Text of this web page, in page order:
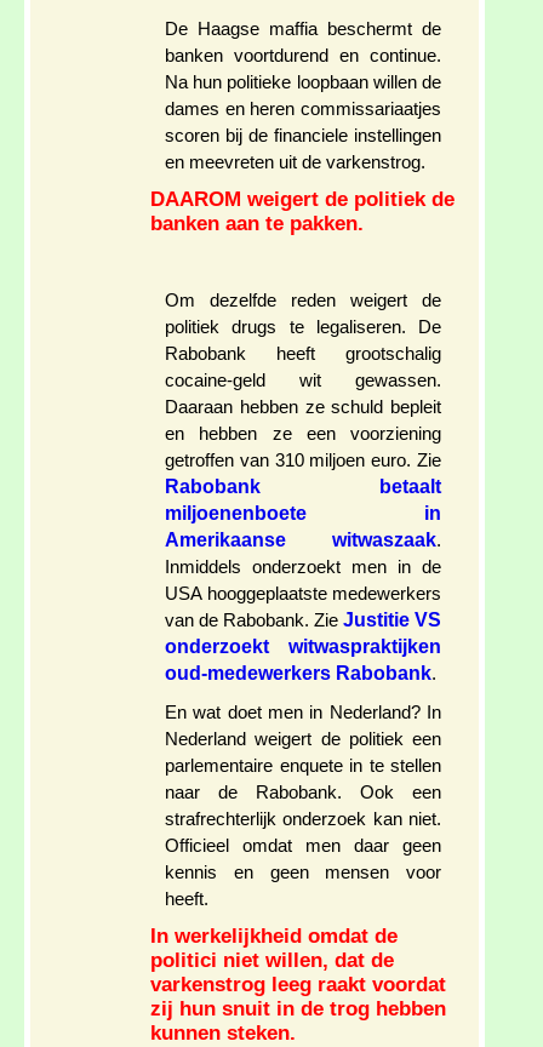
De Haagse maffia beschermt de
banken voortdurend en continue.
Na hun politieke loopbaan willen de
dames en heren commissariaatjes
scoren bij de financiele instellingen
en meevreten uit de varkenstrog.
DAAROM weigert de politiek de
banken aan te pakken.
Om dezelfde reden weigert de
politiek drugs te legaliseren. De
Rabobank heeft grootschalig
cocaine-geld wit gewassen.
Daaraan hebben ze schuld bepleit
en hebben ze een voorziening
getroffen van 310 miljoen euro. Zie
Rabobank betaalt
miljoenenboete in
Amerikaanse witwaszaak.
Inmiddels onderzoekt men in de
USA hooggeplaatste medewerkers
van de Rabobank. Zie Justitie VS
onderzoekt witwaspraktijken
oud-medewerkers Rabobank.
En wat doet men in Nederland? In
Nederland weigert de politiek een
parlementaire enquete in te stellen
naar de Rabobank. Ook een
strafrechterlijk onderzoek kan niet.
Officieel omdat men daar geen
kennis en geen mensen voor
heeft.
In werkelijkheid omdat de
politici niet willen, dat de
varkenstrog leeg raakt voordat
zij hun snuit in de trog hebben
kunnen steken.